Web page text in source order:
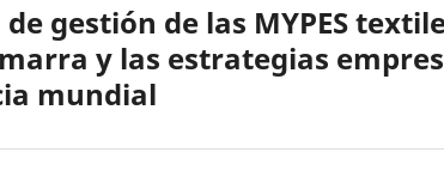
gestión de las MYPES
y las estrategias
mundial